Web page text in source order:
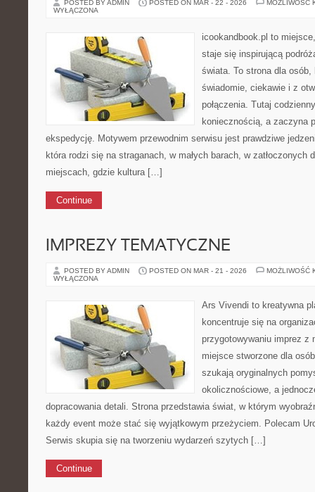
POSTED BY ADMIN POSTED ON MAR - 22 - 2026
MOŻLIWOŚĆ
WYŁĄCZONA
icookandbook.pl to
staje się inspirującą
świata. To strona dla
świadomie, ciekawie i z
połączenia. Tutaj
koniecznością, a zaczyna
ekspedycję. Motywem przewodnim serwisu jest prawdziwe
która rodzi się na straganach, w małych barach, w zatłoczonych
miejscach, gdzie kultura […]
Continue
IMPREZY TEMATYCZNE
POSTED BY ADMIN POSTED ON MAR - 21 - 2026
MOŻLIWOŚĆ
WYŁĄCZONA
Ars Vivendi to kreatywna
koncentruje się na
przygotowywaniu imprez z
miejsce stworzone dla
szukają oryginalnych
okolicznościowe, a
dopracowania detali. Strona przedstawia świat, w którym
każdy event może stać się wyjątkowym przeżyciem. Polecam
Serwis skupia się na tworzeniu wydarzeń szytych […]
Continue